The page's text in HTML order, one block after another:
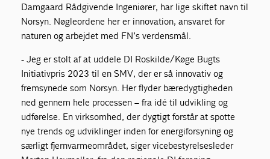
Damgaard Rådgivende Ingeniører, har lige skiftet navn til
Norsyn. Nøgleordene her er innovation, ansvaret for
naturen og arbejdet med FN’s verdensmål.
- Jeg er stolt af at uddele DI Roskilde/Køge Bugts
Initiativpris 2023 til en SMV, der er så innovativ og
fremsynede som Norsyn. Her flyder bæredygtigheden
ned gennem hele processen – fra idé til udvikling og
udførelse. En virksomhed, der dygtigt forstår at spotte
nye trends og udviklinger inden for energiforsyning og
særligt fjernvarmeområdet, siger vicebestyrelsesleder